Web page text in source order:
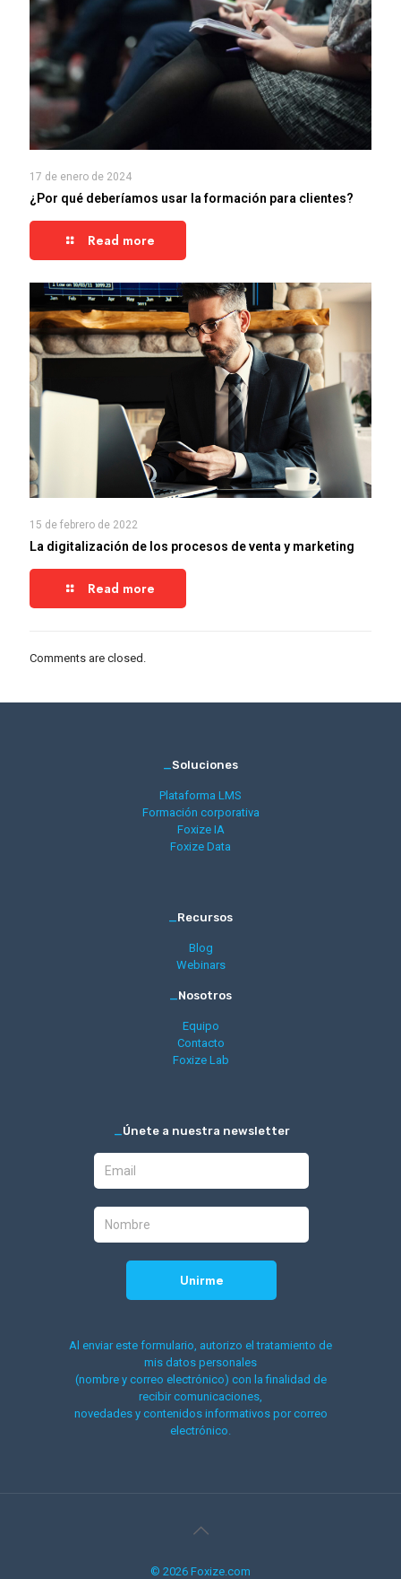
17 de enero de 2024
¿Por qué deberíamos usar la formación para clientes?
Read more
15 de febrero de 2022
La digitalización de los procesos de venta y marketing
Read more
Comments are closed.
_Soluciones
Plataforma LMS
Formación corporativa
Foxize IA
Foxize Data
_Recursos
Blog
Webinars
_Nosotros
Equipo
Contacto
Foxize Lab
_Únete a nuestra newsletter
Al enviar este formulario, autorizo el tratamiento de
mis datos personales
(nombre y correo electrónico) con la finalidad de
recibir comunicaciones,
novedades y contenidos informativos por correo
electrónico.
© 2026 Foxize.com